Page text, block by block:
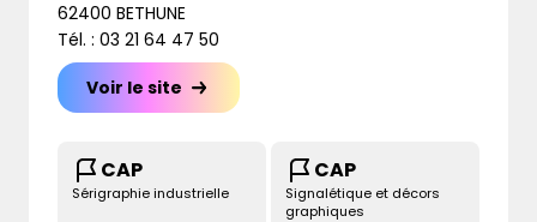
62400 BETHUNE
Tél. : 03 21 64 47 50
Voir le site
CAP
Sérigraphie industrielle
CAP
Signalétique et décors
graphiques